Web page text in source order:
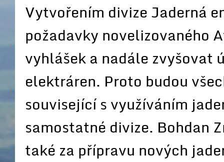
Vytvořením divize Jaderná
požadavky novelizovaného
vyhlášek a nadále zvyšovat
elektráren. Proto budou
související s využíváním
samostatné divize. Bohdan
také za přípravu nových